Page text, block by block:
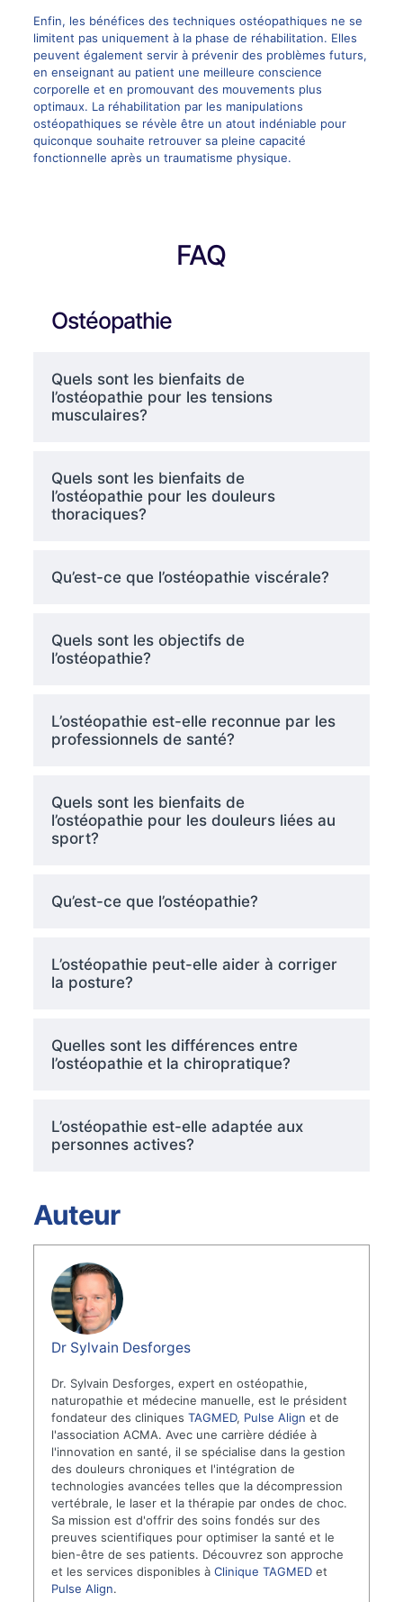
Enfin, les bénéfices des techniques ostéopathiques ne se
limitent pas uniquement à la phase de réhabilitation. Elles
peuvent également servir à prévenir des problèmes futurs,
en enseignant au patient une meilleure conscience
corporelle et en promouvant des mouvements plus
optimaux. La réhabilitation par les manipulations
ostéopathiques se révèle être un atout indéniable pour
quiconque souhaite retrouver sa pleine capacité
fonctionnelle après un traumatisme physique.
FAQ
Ostéopathie
Quels sont les bienfaits de
l’ostéopathie pour les tensions
musculaires?
Quels sont les bienfaits de
l’ostéopathie pour les douleurs
thoraciques?
Qu’est-ce que l’ostéopathie viscérale?
Quels sont les objectifs de
l’ostéopathie?
L’ostéopathie est-elle reconnue par les
professionnels de santé?
Quels sont les bienfaits de
l’ostéopathie pour les douleurs liées au
sport?
Qu’est-ce que l’ostéopathie?
L’ostéopathie peut-elle aider à corriger
la posture?
Quelles sont les différences entre
l’ostéopathie et la chiropratique?
L’ostéopathie est-elle adaptée aux
personnes actives?
Auteur
Dr Sylvain Desforges
Dr. Sylvain Desforges, expert en ostéopathie,
naturopathie et médecine manuelle, est le président
fondateur des cliniquesTAGMED, Pulse Align et de
l'association ACMA. Avec une carrière dédiée à
l'innovation en santé, il se spécialise dans la gestion
des douleurs chroniques et l'intégration de
technologies avancées telles que la décompression
vertébrale, le laser et la thérapie par ondes de choc.
Sa mission est d'offrir des soins fondés sur des
preuves scientifiques pour optimiser la santé et le
bien-être de ses patients. Découvrez son approche
et les services disponibles àClinique TAGMED et
Pulse Align.